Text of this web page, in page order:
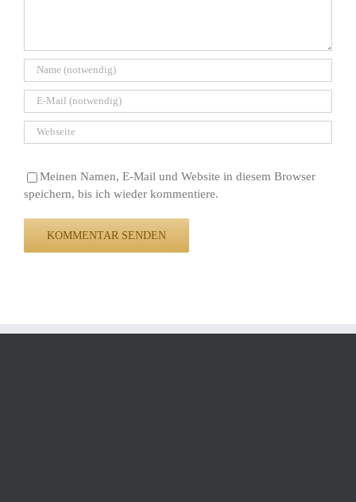
Meinen Namen, E-Mail und Website in diesem Browser
speichern, bis ich wieder kommentiere.